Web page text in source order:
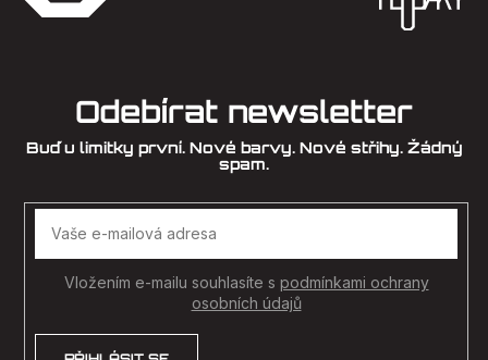
Odebírat newsletter
Vložením e-mailu souhlasíte s podmínkami ochrany
osobních údajů